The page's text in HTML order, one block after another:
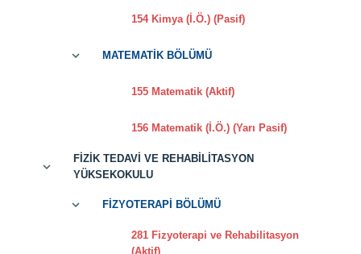
154 Kimya (İ.Ö.) (Pasif)
MATEMATİK BÖLÜMÜ
155 Matematik (Aktif)
156 Matematik (İ.Ö.) (Yarı Pasif)
FİZİK TEDAVİ VE REHABİLİTASYON
YÜKSEKOKULU
FİZYOTERAPİ BÖLÜMÜ
281 Fizyoterapi ve Rehabilitasyon
(Aktif)